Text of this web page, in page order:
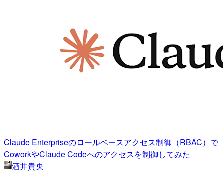
Claude Enterpriseのロールベースアクセス制御（RBAC）で
CoworkやClaude Codeへのアクセスを制御してみた
酒井貴央